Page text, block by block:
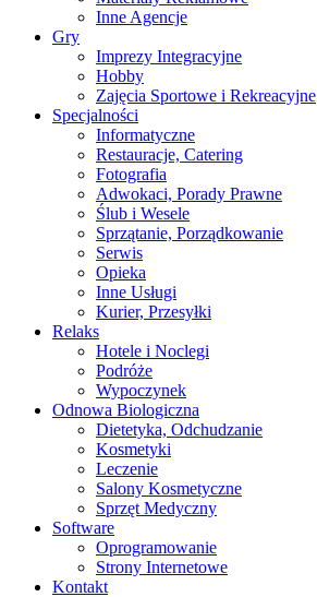
Inne Agencje
Gry
Imprezy Integracyjne
Hobby
Zajęcia Sportowe i Rekreacyjne
Specjalności
Informatyczne
Restauracje, Catering
Fotografia
Adwokaci, Porady Prawne
Ślub i Wesele
Sprzątanie, Porządkowanie
Serwis
Opieka
Inne Usługi
Kurier, Przesyłki
Relaks
Hotele i Noclegi
Podróże
Wypoczynek
Odnowa Biologiczna
Dietetyka, Odchudzanie
Kosmetyki
Leczenie
Salony Kosmetyczne
Sprzęt Medyczny
Software
Oprogramowanie
Strony Internetowe
Kontakt